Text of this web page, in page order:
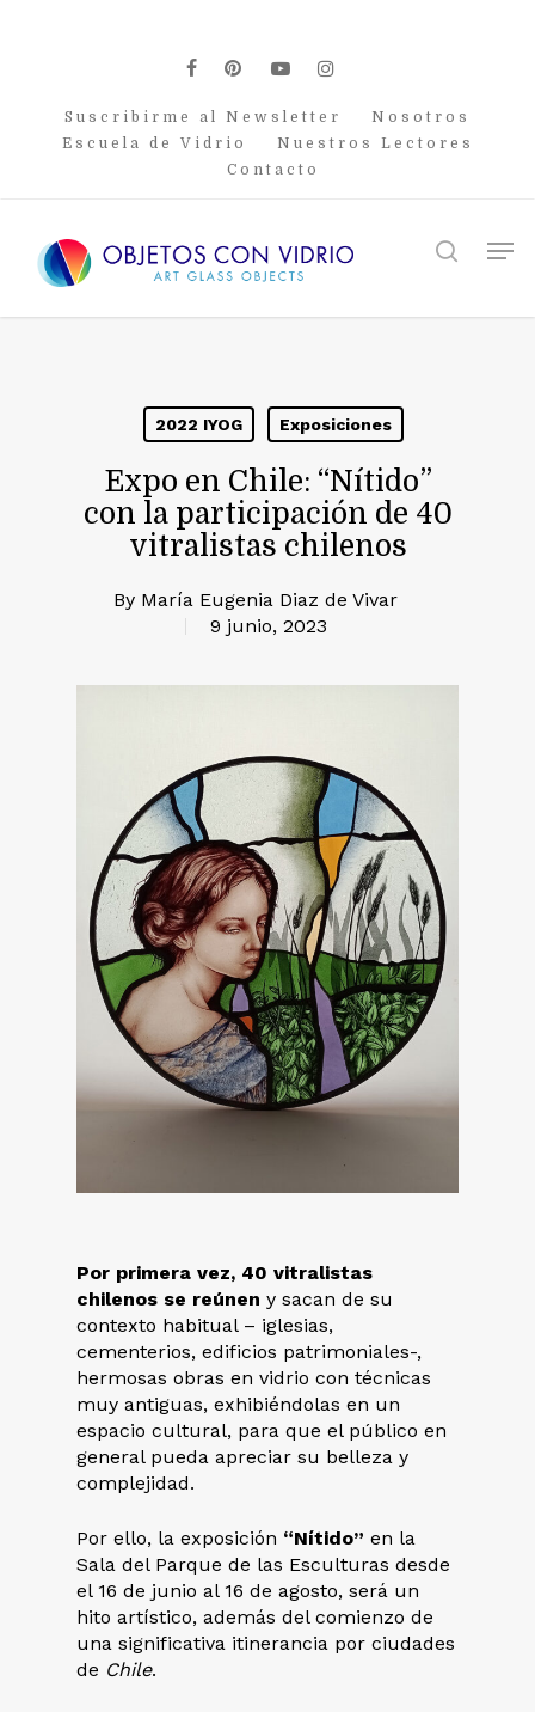
facebook
pinterest
youtubeinstagram
Suscribirme al Newsletter
Nosotros
Escuela de Vidrio
Nuestros Lectores
Contacto
search
2022 IYOG Exposiciones
Expo en Chile: “Nítido”
con la participación de 40
vitralistas chilenos
By María Eugenia Diaz de Vivar
9 junio, 2023
Por primera vez, 40 vitralistas
chilenos se reúnen y sacan de su
contexto habitual – iglesias,
cementerios, edificios patrimoniales-,
hermosas obras en vidrio con técnicas
muy antiguas, exhibiéndolas en un
espacio cultural, para que el público en
general pueda apreciar su belleza y
complejidad.
Por ello, la exposición “Nítido” en la
Sala del Parque de las Esculturas desde
el 16 de junio al 16 de agosto, será un
hito artístico, además del comienzo de
una significativa itinerancia por ciudades
de Chile.